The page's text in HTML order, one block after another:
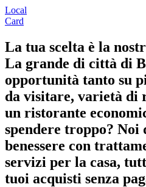
Local
Card
La tua scelta è la
La grande di città di
opportunità tanto su
da visitare, varietà di
un ristorante
spendere troppo?
benessere con
servizi per la casa,
tuoi acquisti senza